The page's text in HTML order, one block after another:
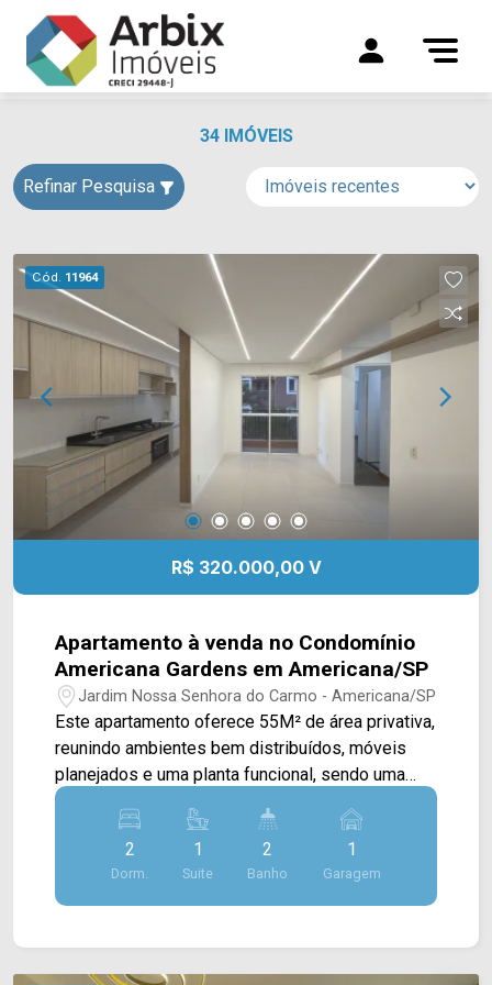
34 IMÓVEIS
Refinar Pesquisa
Cód. 11964
R$ 320.000,00 V
Apartamento à venda no Condomínio
Americana Gardens em Americana/SP
Jardim Nossa Senhora do Carmo - Americana/SP
Este apartamento oferece 55M² de área privativa,
reunindo ambientes bem distribuídos, móveis
planejados e uma planta funcional, sendo uma
excelente opção para quem busca conforto,
praticidade e qualidade de vida. A área social
conta com sala de estar e sala de jantar
integradas, criando um ambiente aconchegante e
agradável para o convívio da família. A cozinha é
2
Dorm.
1
Suite
2
Banho
1
Garagem